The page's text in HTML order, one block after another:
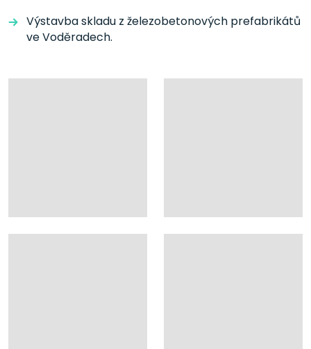
Výstavba skladu z železobetonových prefabrikátů
ve Voděradech.